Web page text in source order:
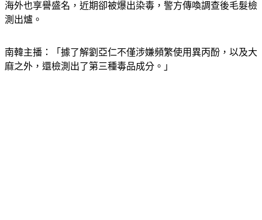
演出最強車手展現帥氣甩尾，36歲南韓青龍獎影帝劉亞仁，在
海外也享譽盛名，近期卻被爆出染毒，警方傳喚調查後毛髮檢
南韓主播：「據了解劉亞仁不僅涉嫌頻繁使用異丙酚，以及大